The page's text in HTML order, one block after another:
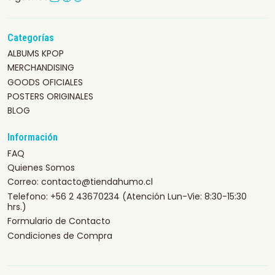
Categorías
ALBUMS KPOP
MERCHANDISING
GOODS OFICIALES
POSTERS ORIGINALES
BLOG
Información
FAQ
Quienes Somos
Correo: contacto@tiendahumo.cl
Telefono: +56 2 43670234 (Atención Lun-Vie: 8:30-15:30
hrs.)
Formulario de Contacto
Condiciones de Compra